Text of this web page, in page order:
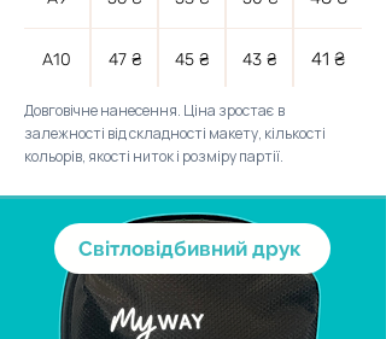
А10 47 ₴ 45 ₴ 43 ₴ 41 ₴
Довговічне нанесення. Ціна зростає в
залежності від складності макету, кількості
кольорів, якості ниток і розміру партії.
Світловідбивний друк